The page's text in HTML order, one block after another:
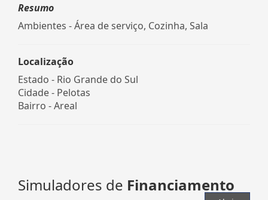
Resumo
Ambientes - Área de serviço, Cozinha, Sala
Localização
Estado - Rio Grande do Sul
Cidade - Pelotas
Bairro -Areal
Simuladores de Financiamento